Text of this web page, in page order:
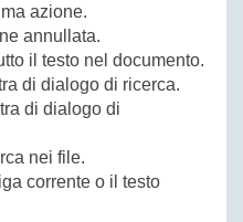
azione.
annullata.
il testo nel documento.
di dialogo di ricerca.
di dialogo di
nei file.
corrente o il testo